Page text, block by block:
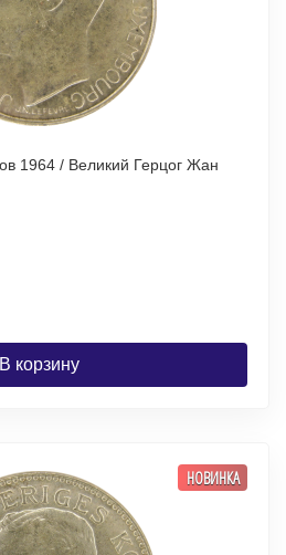
1964 / Великий Герцог Жан
В корзину
НОВИНКА